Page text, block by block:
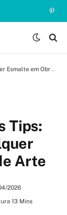
em Obra de Arte
Tips:
Arte
2026
13 Mins